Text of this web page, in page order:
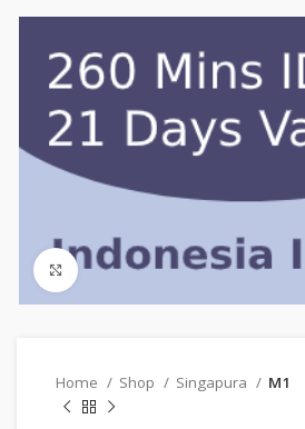
Click to enlarge
Home Shop Singapura M1